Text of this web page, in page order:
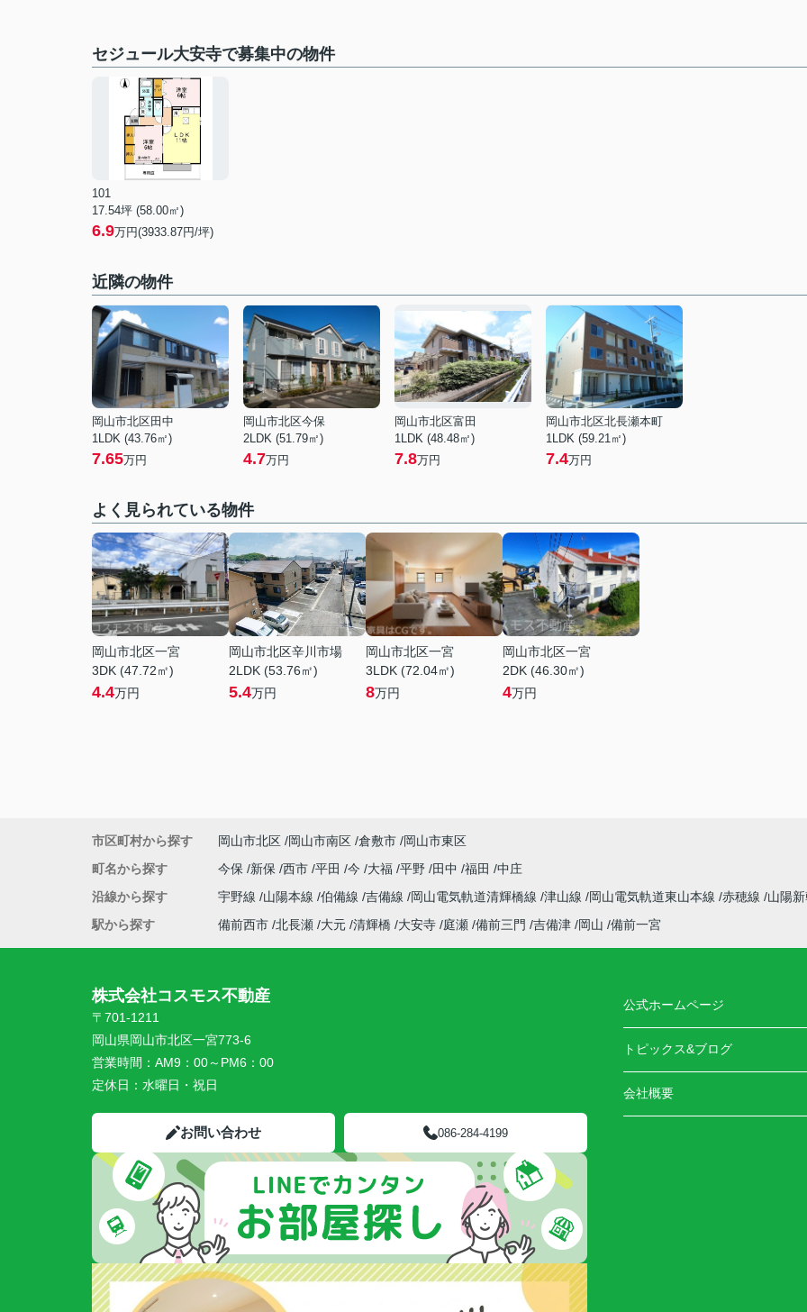
セジュール大安寺で募集中の物件
101
17.54坪 (58.00㎡)
6.9万円(3933.87円/坪)
近隣の物件
岡山市北区田中
1LDK (43.76㎡)
7.65万円
岡山市北区今保
2LDK (51.79㎡)
4.7万円
岡山市北区富田
1LDK (48.48㎡)
7.8万円
岡山市北区北長瀬本町
1LDK (59.21㎡)
7.4万円
よく見られている物件
岡山市北区一宮
3DK (47.72㎡)
4.4万円
岡山市北区辛川市場
2LDK (53.76㎡)
5.4万円
岡山市北区一宮
3LDK (72.04㎡)
8万円
岡山市北区一宮
2DK (46.30㎡)
4万円
市区町村から探す 岡山市北区 岡山市南区 倉敷市
岡山市東区
町名から探す
今保 新保 西市 平田 今 大福 平野 田中 福田
中庄
沿線から探す
宇野線 山陽本線 伯備線 吉備線 岡山電気軌道清輝橋線 津山線 岡山電気軌道東山本線 赤穂線
山陽
駅から探す
備前西市 北長瀬 大元 清輝橋 大安寺 庭瀬 備前三門 吉備津 岡山 備前一宮
株式会社コスモス不動産
〒701-1211
岡山県岡山市北区一宮773-6
営業時間： AM9：00～PM6：00
定休日： 水曜日・祝日
お問い合わせ 086-284-4199
公式ホームページ
トピックス&ブログ
会社概要